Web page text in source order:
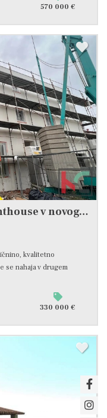
570 000 €
Pula, Veli Vrh, štirisobni penthouse v novogradnji
kvalitetno
se nahaja v drugem
330 000 €